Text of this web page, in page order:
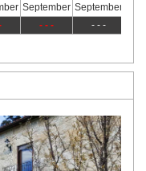
September September
- - - - - -